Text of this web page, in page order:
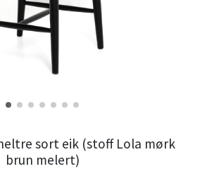
sort eik (stoff Lola mørk
brun melert)